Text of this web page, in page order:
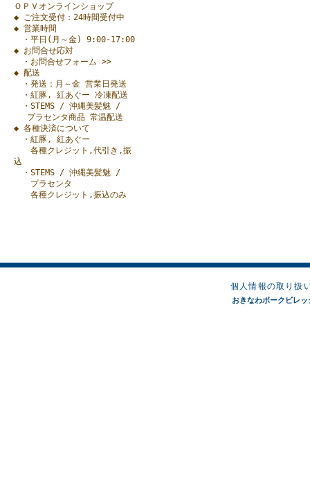
ＯＰＶオンラインショップ
◆ ご注文受付：24時間受付中
◆ 営業時間
・平日(月～金) 9:00-17:00
◆ お問合せ応対
・お問合せフォーム >>
◆ 配送
・発送：月～金 営業日発送
・紅豚, 紅あぐー 冷凍配送
・STEMS / 沖縄美髪魅 /
プラセンタ商品 常温配送
◆ 各種決済について
・紅豚, 紅あぐー
各種クレジット,代引き,振
込
・STEMS / 沖縄美髪魅 /
プラセンタ
各種クレジット,振込のみ
個人情報の取り扱
おきなわポークビレ